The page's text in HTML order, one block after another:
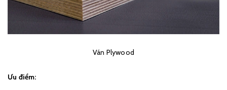
Ván Plywood
Ưu điểm: